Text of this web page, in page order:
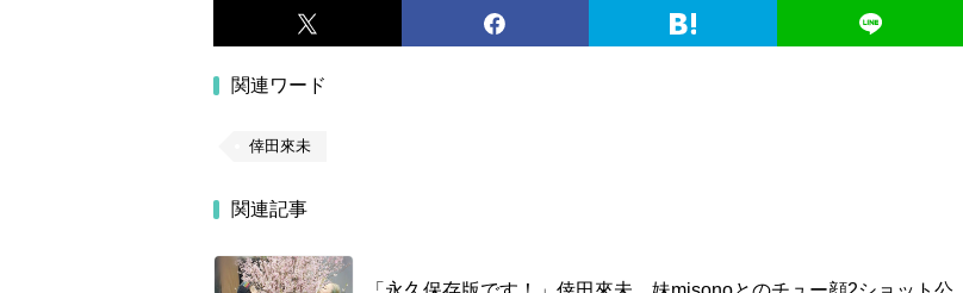
関連ワード
倖田來未
関連記事